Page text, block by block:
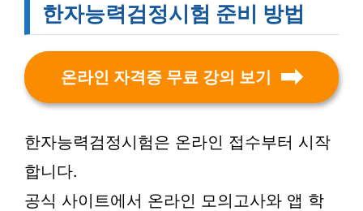
한자능력검정시험 준비 방법
온라인 자격증 무료 강의 보기
한자능력검정시험은 온라인 접수부터 시작
합니다.
공식 사이트에서 온라인 모의고사와 앱 학